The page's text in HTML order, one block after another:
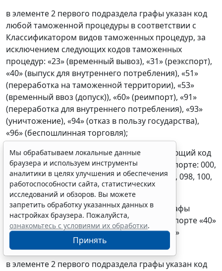
в элементе 2 первого подраздела графы указан код
любой таможенной процедуры в соответствии с
Классификатором видов таможенных процедур, за
исключением следующих кодов таможенных
процедур: «23» (временный вывоз), «31» (реэкспорт),
«40» (выпуск для внутреннего потребления), «51»
(переработка на таможенной территории), «53»
(временный ввоз (допуск)), «60» (реимпорт), «91»
(переработка для внутреннего потребления), «93»
(уничтожение), «94» (отказ в пользу государства),
«96» (беспошлинная торговля);
во втором подразделе графы указан следующий код
особенности перемещения товара при импорте: 000,
001, 002, 003, 013, 063, 070, 071, 090, 096, 097, 098, 100,
101, 129, 130, 151, 154;
19.3.4. в элементе 1 первого подраздела графы
указан код таможенной процедуры при импорте «40»
(выпуск для внутреннего потребления), «60»
в элементе 2 первого подраздела графы указан код
Мы обрабатываем локальные данные
браузера и используем инструменты
аналитики в целях улучшения и обеспечения
работоспособности сайта, статистических
исследований и обзоров. Вы можете
запретить обработку указанных данных в
настройках браузера. Пожалуйста,
ознакомьтесь с условиями их обработки.
Принять